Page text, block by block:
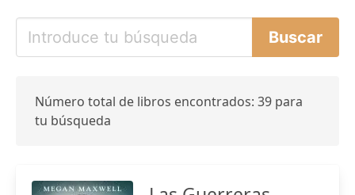
Número total de libros encontrados: 39 para
tu búsqueda